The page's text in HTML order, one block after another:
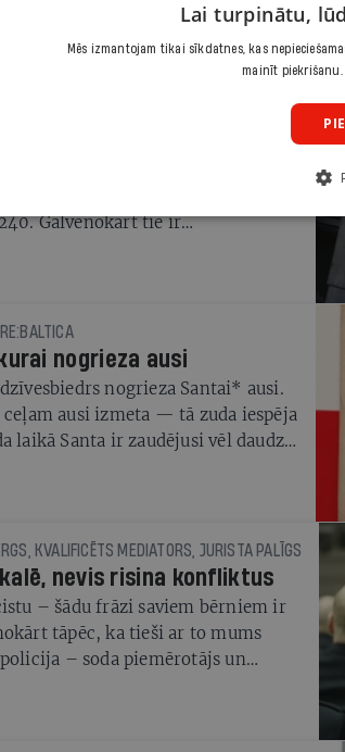
ir aizliegta, pēdējos trijos gados
skaits audzis ģeometriskā
Galvenokārt tie ir
nogrieza ausi
nogrieza Santai* ausi.
ausi izmeta — tā zuda iespēja
laikā Santa ir zaudējusi vēl daudz
KVALIFICĒTS MEDIATORS, JURISTA PALĪGS
nevis risina konfliktus
– šādu frāzi saviem bērniem ir
tāpēc, ka tieši ar to mums
– soda piemērotājs un
Lai turpinātu,
Mēs izmantojam tikai sīkdatnes, kas
mainīt